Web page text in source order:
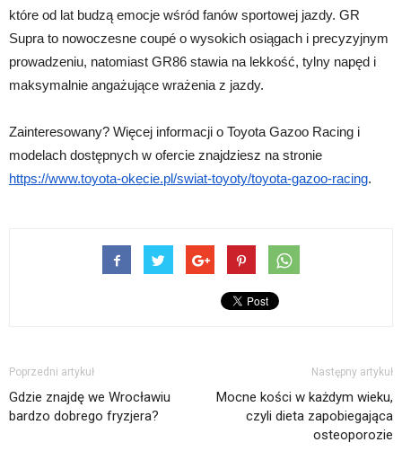
które od lat budzą emocje wśród fanów sportowej jazdy. GR
Supra to nowoczesne coupé o wysokich osiągach i precyzyjnym
prowadzeniu, natomiast GR86 stawia na lekkość, tylny napęd i
maksymalnie angażujące wrażenia z jazdy.
Zainteresowany? Więcej informacji o Toyota Gazoo Racing i
modelach dostępnych w ofercie znajdziesz na stronie
https://www.toyota-okecie.pl/swiat-toyoty/toyota-gazoo-racing.
Poprzedni artykuł
Gdzie znajdę we Wrocławiu
bardzo dobrego fryzjera?
Następny artykuł
Mocne kości w każdym wieku,
czyli dieta zapobiegająca
osteoporozie